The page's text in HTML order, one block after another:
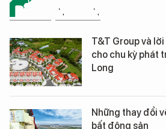
BẤT ĐỘNG SẢN
T&T Group và
cho chu kỳ phát
Long
Những thay đổi
bất động sản